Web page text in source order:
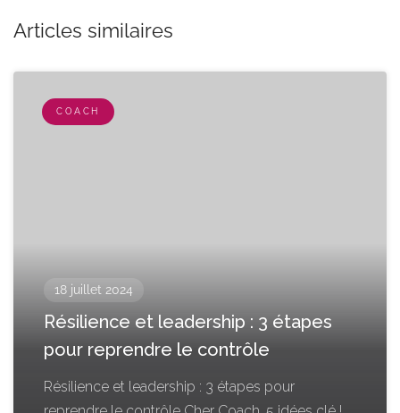
Articles similaires
COACH
18 juillet 2024
Résilience et leadership : 3 étapes
pour reprendre le contrôle
Résilience et leadership : 3 étapes pour